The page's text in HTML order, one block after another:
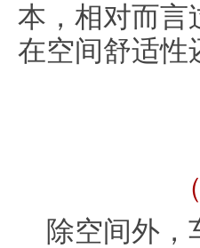
本，相对而言
在空间舒适性
除空间外，